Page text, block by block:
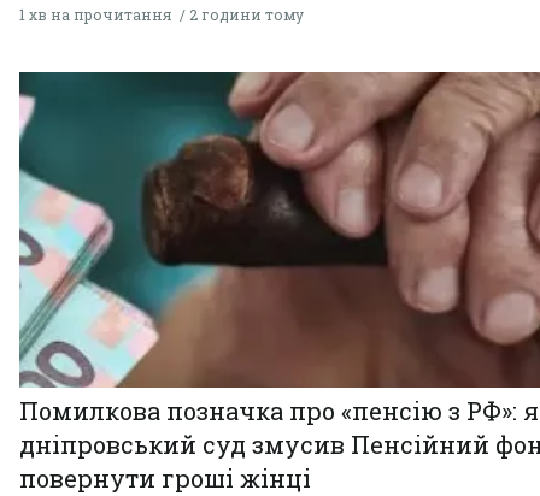
1 хв на прочитання 2 години тому
Помилкова позначка про «пенсію з РФ»:
дніпровський суд змусив Пенсійний
повернути гроші жінці